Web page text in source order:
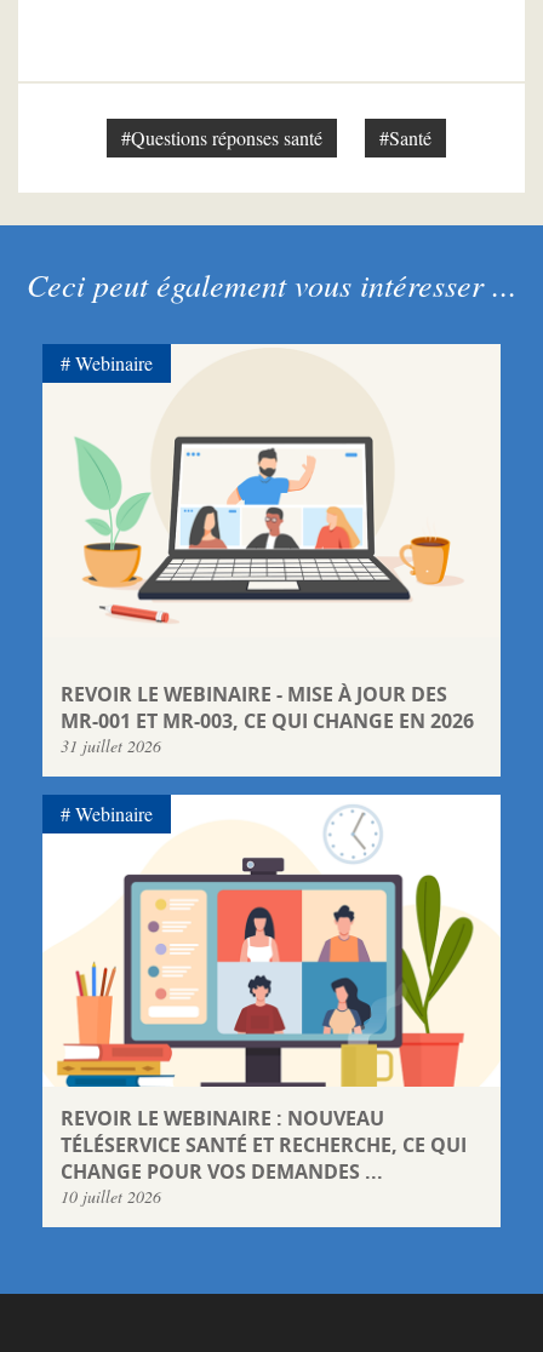
#Questions réponses santé #Santé
Ceci peut également vous intéresser ...
REVOIR LE WEBINAIRE - MISE À JOUR DES
MR-001 ET MR-003, CE QUI CHANGE EN 2026
31 juillet 2026
Webinaire
REVOIR LE WEBINAIRE : NOUVEAU
TÉLÉSERVICE SANTÉ ET RECHERCHE, CE QUI
CHANGE POUR VOS DEMANDES ...
10 juillet 2026
Webinaire